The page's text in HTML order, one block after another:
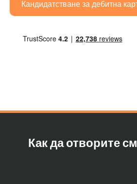
Кандидатстване за дебитна
Как да отворите